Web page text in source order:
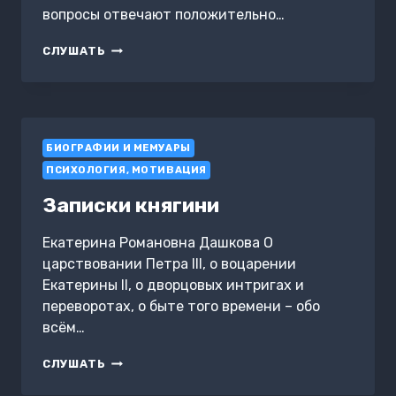
вопросы отвечают положительно…
СЛУШАТЬ ВЕЛИКИЕ
БИОГРАФИИ И МЕМУАРЫ
ПСИХОЛОГИЯ, МОТИВАЦИЯ
Записки княгини
Екатерина Романовна Дашкова О
царствовании Петра III, о воцарении
Екатерины II, о дворцовых интригах и
переворотах, о быте того времени – обо
всём…
СЛУШАТЬ ЗАПИСКИ